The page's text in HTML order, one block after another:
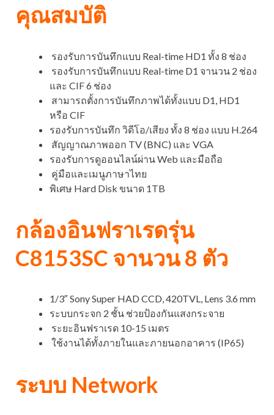
คุณสมบัติ
รองรับการบันทึกแบบ Real-time HD1 ทั้ง 8 ช่อง
รองรับการบันทึกแบบ Real-time D1 จานวน 2 ช่อง
และ CIF 6 ช่อง
สามารถตั้งการบันทึกภาพได้ทั้งแบบ D1, HD1
หรือ CIF
รองรับการบันทึก วิดีโอ/เสียง ทั้ง 8 ช่อง แบบ H.264
สัญญาณภาพออก TV (BNC) และ VGA
รองรับการดูออนไลน์ผ่าน Web และมือถือ
คู่มือและเมนูภาษาไทย
พิเศษ Hard Disk ขนาด 1TB
กล้องอินฟราเรดรุ่น
C8153SC จานวน 8 ตัว
1/3″ Sony Super HAD CCD, 420TVL, Lens 3.6 mm
ระบบกระจก 2 ชั้น ช่วยป้องกันแสงกระจาย
ระยะอินฟราเรด 10-15 เมตร
ใช้งานได้ทั้งภายในและภายนอกอาคาร (IP65)
ระบบ Network